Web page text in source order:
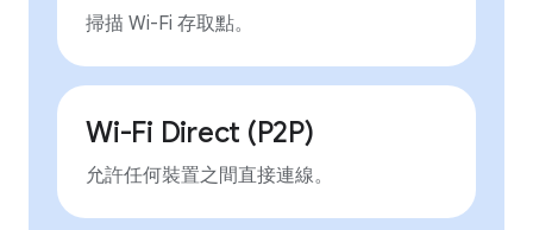
掃描 Wi-Fi 存取點。
Wi-Fi Direct (P2P)
允許任何裝置之間直接連線。